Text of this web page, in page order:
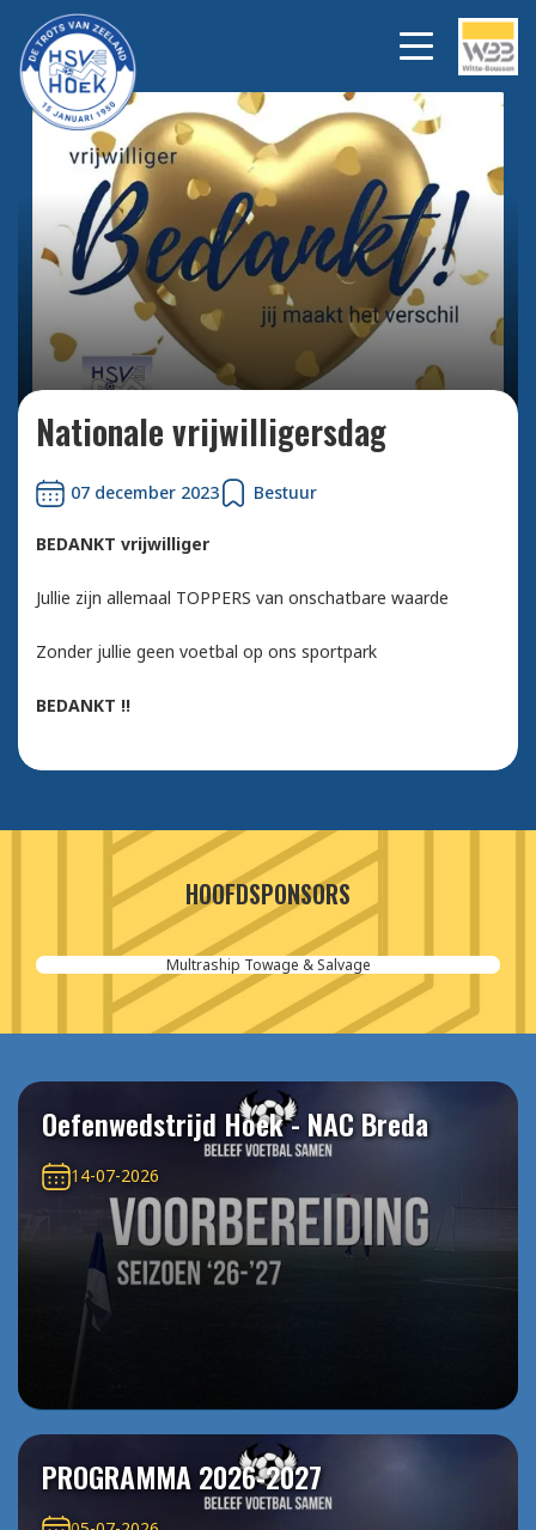
Bekijk alle foto's
Nationale vrijwilligersdag
07 december 2023 Bestuur
BEDANKT vrijwilliger
Jullie zijn allemaal TOPPERS van onschatbare waarde
Zonder jullie geen voetbal op ons sportpark
BEDANKT !!
HOOFDSPONSORS
Multraship Towage & Salvage
Oefenwedstrijd Hoek - NAC Breda
14-07-2026
PROGRAMMA 2026-2027